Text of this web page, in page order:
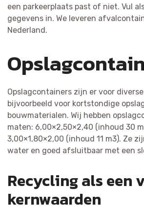
een parkeerplaats past of niet. Vul
gegevens in. We leveren
Nederland.
Opslagcontainers zijn er voor
bijvoorbeeld voor kortstondige
bouwmaterialen. Wij hebben
maten: 6,00×2,50×2,40 (inhoud 30
3,00×1,80×2,00 (inhoud 11 m3). Ze
water en goed afsluitbaar met een
Recycling als een
kernwaarden